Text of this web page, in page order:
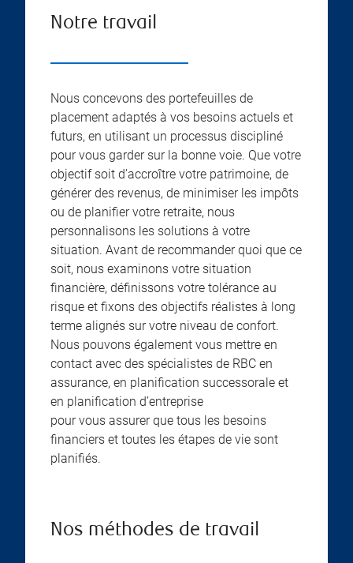
Notre travail
Nous concevons des portefeuilles de
placement adaptés à vos besoins actuels et
futurs, en utilisant un processus discipliné
pour vous garder sur la bonne voie. Que votre
objectif soit d’accroître votre patrimoine, de
générer des revenus, de minimiser les impôts
ou de planifier votre retraite, nous
personnalisons les solutions à votre
situation. Avant de recommander quoi que ce
soit, nous examinons votre situation
financière, définissons votre tolérance au
risque et fixons des objectifs réalistes à long
terme alignés sur votre niveau de confort.
Nous pouvons également vous mettre en
contact avec des spécialistes de RBC en
assurance, en planification successorale et
en planification d’entreprise
pour vous assurer que tous les besoins
financiers et toutes les étapes de vie sont
planifiés.
Nos méthodes de travail